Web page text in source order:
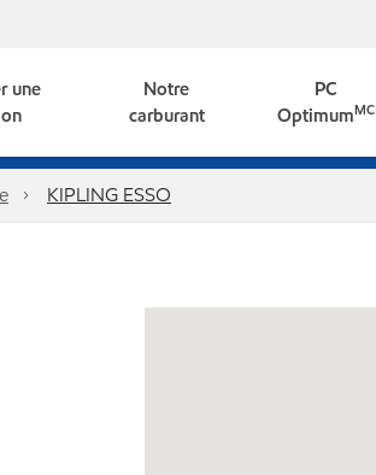
une
Notre
carburant
PC
OptimumMC
KIPLING ESSO